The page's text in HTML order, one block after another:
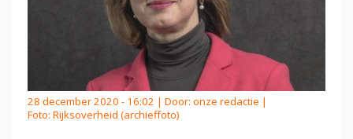
28 december 2020 - 16:02 | Door: onze redactie |
Foto: Rijksoverheid (archieffoto)